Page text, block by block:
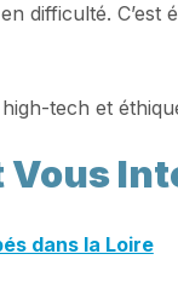
difficulté.
tech et
Vous
dans la Loire